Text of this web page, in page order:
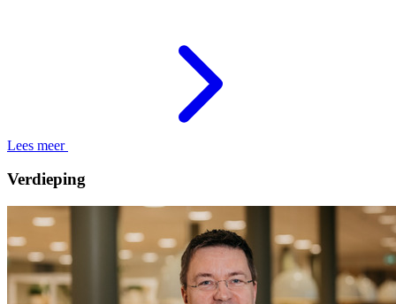
Lees meer
Verdieping